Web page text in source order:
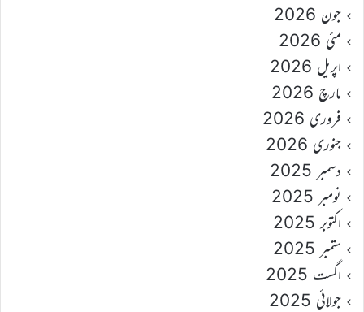
جون 2026
مئی 2026
اپریل 2026
مارچ 2026
فروری 2026
جنوری 2026
دسمبر 2025
نومبر 2025
اکتوبر 2025
ستمبر 2025
اگست 2025
جولائی 2025